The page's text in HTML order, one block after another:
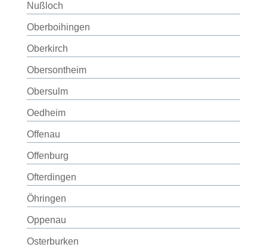
Nußloch
Oberboihingen
Oberkirch
Obersontheim
Obersulm
Oedheim
Offenau
Offenburg
Ofterdingen
Öhringen
Oppenau
Osterburken